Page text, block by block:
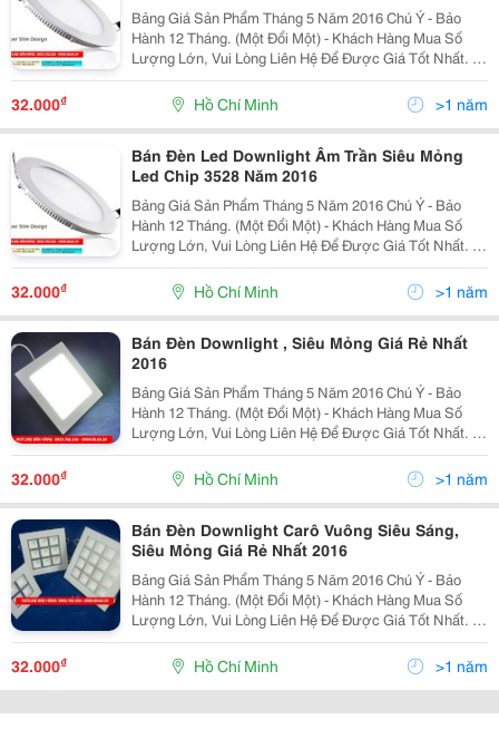
Bảng Giá Sản Phẩm Tháng 5 Năm 2016 Chú Ý - Bảo
Hành 12 Tháng. (Một Đổi Một) - Khách Hàng Mua Số
Lượng Lớn, Vui Lòng Liên Hệ Để Được Giá Tốt Nhất. -
Khách Hàng Ở Tỉnh, Vui Lòng Chuyển Khoản Trước Và
Cung Cấp Nhà Xe Để Giao H
32.000₫ Hồ Chí Minh >1 năm
Bán Đèn Led Downlight Âm Trần Siêu Mỏng
Led Chip 3528 Năm 2016
Bảng Giá Sản Phẩm Tháng 5 Năm 2016 Chú Ý - Bảo
Hành 12 Tháng. (Một Đổi Một) - Khách Hàng Mua Số
Lượng Lớn, Vui Lòng Liên Hệ Để Được Giá Tốt Nhất. -
Khách Hàng Ở Tỉnh, Vui Lòng Chuyển Khoản Trước Và
Cung Cấp Nhà Xe Để Giao H
32.000₫ Hồ Chí Minh >1 năm
Bán Đèn Downlight , Siêu Mỏng Giá Rẻ Nhất
2016
Bảng Giá Sản Phẩm Tháng 5 Năm 2016 Chú Ý - Bảo
Hành 12 Tháng. (Một Đổi Một) - Khách Hàng Mua Số
Lượng Lớn, Vui Lòng Liên Hệ Để Được Giá Tốt Nhất. -
Khách Hàng Ở Tỉnh, Vui Lòng Chuyển Khoản Trước Và
Cung Cấp Nhà Xe Để Giao H
32.000₫ Hồ Chí Minh >1 năm
Bán Đèn Downlight Carô Vuông Siêu Sáng,
Siêu Mỏng Giá Rẻ Nhất 2016
Bảng Giá Sản Phẩm Tháng 5 Năm 2016 Chú Ý - Bảo
Hành 12 Tháng. (Một Đổi Một) - Khách Hàng Mua Số
Lượng Lớn, Vui Lòng Liên Hệ Để Được Giá Tốt Nhất. -
Khách Hàng Ở Tỉnh, Vui Lòng Chuyển Khoản Trước Và
Cung Cấp Nhà Xe Để Giao H
32.000₫ Hồ Chí Minh >1 năm